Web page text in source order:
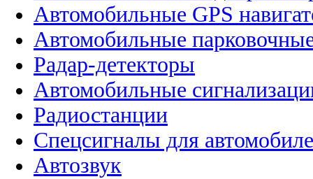
Автомобильные GPS
Автомобильные
Радар-детекторы
Автомобильные
Радиостанции
Спецсигналы для
Автозвук